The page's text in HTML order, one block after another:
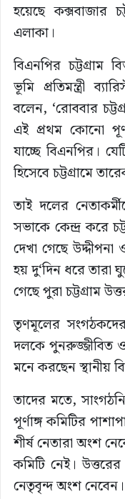
হয়েছে কক্সবাজার
এলাকা।
বিএনপির চট্টগ্রাম
ভূমি প্রতিমন্ত্রী
বলেন, ‘রোববার
এই প্রথম কোনো
যাচ্ছে বিএনপির।
হিসেবে চট্টগ্রামে
তাই দলের
সভাকে কেন্দ্র করে
দেখা গেছে
হয় দু‘দিন ধরে
গেছে পুরা চট্টগ্রাম
তৃণমূলের
দলকে পুনরুজ্জীবিত
মনে করছেন স্থানীয়
তাদের মতে,
পূর্ণাঙ্গ কমিটির
শীর্ষ নেতারা অংশ
কমিটি নেই।
নেতৃবৃন্দ অংশ নেবেন।